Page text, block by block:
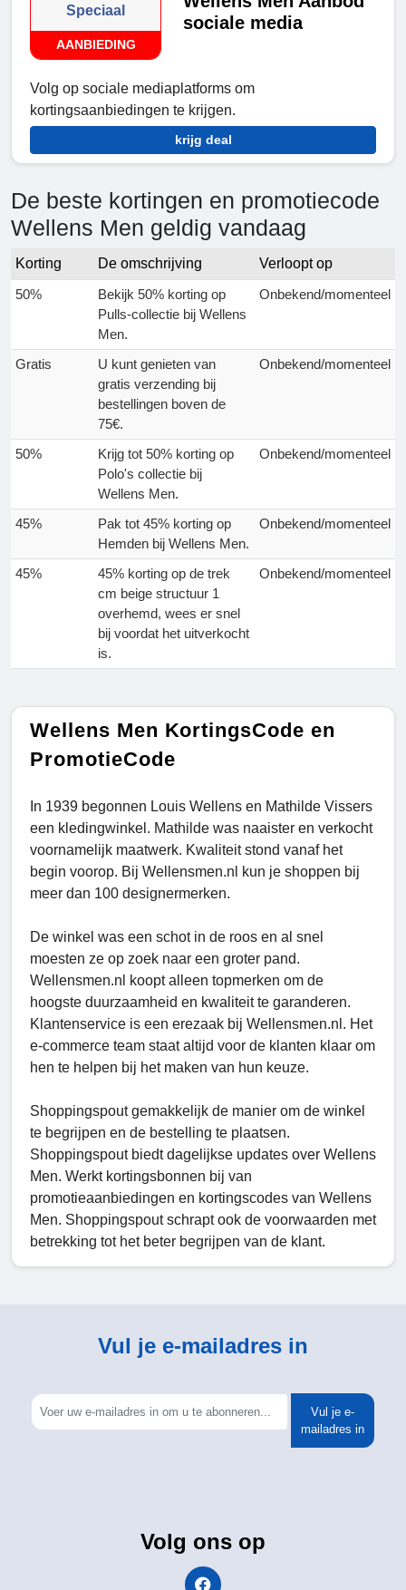
Speciaal
AANBIEDING
sociale media
Volg op sociale mediaplatforms om
kortingsaanbiedingen te krijgen.
krijg deal
De beste kortingen en promotiecode
Wellens Men geldig vandaag
Korting De omschrijving
Verloopt op
50%
Bekijk 50% korting op
Pulls-collectie bij Wellens
Men.
Onbekend/momenteel
Gratis
U kunt genieten van
gratis verzending bij
bestellingen boven de
75€.
Onbekend/momenteel
50%
Krijg tot 50% korting op
Polo's collectie bij
Wellens Men.
Onbekend/momenteel
45%
Pak tot 45% korting op
Hemden bij Wellens Men.
Onbekend/momenteel
45%
45% korting op de trek
cm beige structuur 1
overhemd, wees er snel
bij voordat het uitverkocht
is.
Onbekend/momenteel
Wellens Men KortingsCode en
PromotieCode
In 1939 begonnen Louis Wellens en Mathilde Vissers
een kledingwinkel. Mathilde was naaister en verkocht
voornamelijk maatwerk. Kwaliteit stond vanaf het
begin voorop. Bij Wellensmen.nl kun je shoppen bij
meer dan 100 designermerken.
De winkel was een schot in de roos en al snel
moesten ze op zoek naar een groter pand.
Wellensmen.nl koopt alleen topmerken om de
hoogste duurzaamheid en kwaliteit te garanderen.
Klantenservice is een erezaak bij Wellensmen.nl. Het
e-commerce team staat altijd voor de klanten klaar om
hen te helpen bij het maken van hun keuze.
Shoppingspout gemakkelijk de manier om de winkel
te begrijpen en de bestelling te plaatsen.
Shoppingspout biedt dagelijkse updates over Wellens
Men. Werkt kortingsbonnen bij van
promotieaanbiedingen en kortingscodes van Wellens
Men. Shoppingspout schrapt ook de voorwaarden met
betrekking tot het beter begrijpen van de klant.
Vul je e-mailadres in
Vul je e-
mailadres in
Volg ons op